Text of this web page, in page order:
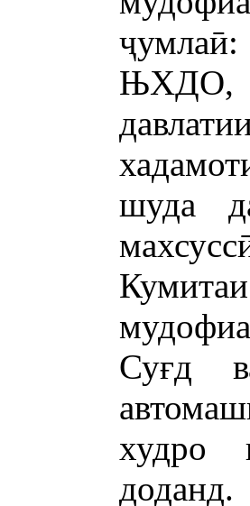
ЊХДО,
шуда
Суғд
худро
доданд.